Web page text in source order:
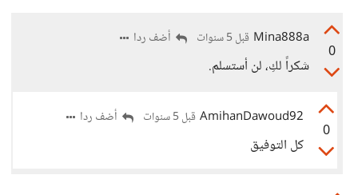
0
Mina888a قبل 5 سنوات أضف ردا
شكراً لكِ، لن أستسلم.
0
AmihanDawoud92 قبل 5 سنوات أضف ردا
كل التوفيق